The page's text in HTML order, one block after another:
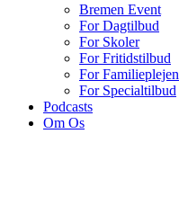
Bremen Event
For Dagtilbud
For Skoler
For Fritidstilbud
For Familieplejen
For Specialtilbud
Podcasts
Om Os